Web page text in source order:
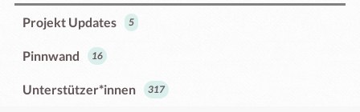
Projekt Updates 5
Pinnwand 16
Unterstützer*innen 317